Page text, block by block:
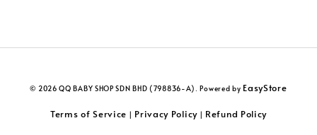
© 2026 QQ BABY SHOP SDN BHD (798836-A). Powered by EasyStore
Terms of Service | Privacy Policy| Refund Policy